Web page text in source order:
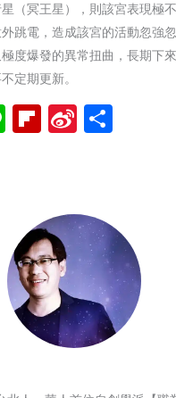
（冥王星），則該宮表現極
跳電，造成該宮的活動忽強
度爆發的異常扭曲，長期下
定期更新。
LineFlipboard
Sina